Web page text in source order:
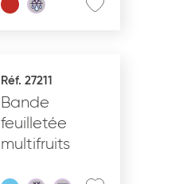
Réf. 27211
Bande
feuilletée
multifruits